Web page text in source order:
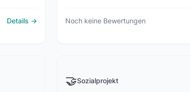
Details → Noch keine Bewertungen
🤝Sozialprojekt